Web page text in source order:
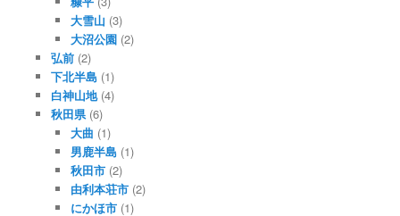
大雪山 (3)
大沼公園 (2)
弘前(2)
下北半島(1)
白神山地(4)
秋田県(6)
大曲 (1)
男鹿半島 (1)
秋田市 (2)
由利本荘市 (2)
にかほ市 (1)